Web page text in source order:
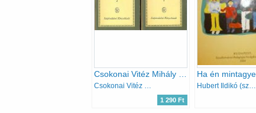
1 290 Ft
Hubert Ildikó (szerk.)